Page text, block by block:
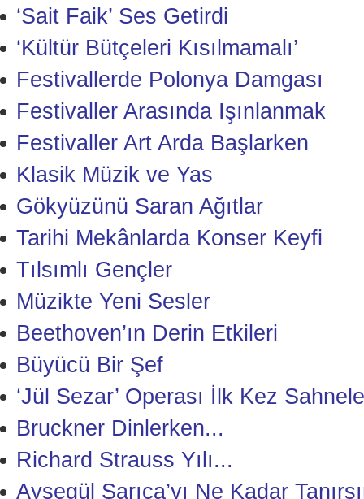
‘Sait Faik’ Ses Getirdi
‘Kültür Bütçeleri Kısılmamalı’
Festivallerde Polonya Damgası
Festivaller Arasında Işınlanmak
Festivaller Art Arda Başlarken
Klasik Müzik ve Yas
Gökyüzünü Saran Ağıtlar
Tarihi Mekânlarda Konser Keyfi
Tılsımlı Gençler
Müzikte Yeni Sesler
Beethoven’ın Derin Etkileri
Büyücü Bir Şef
‘Jül Sezar’ Operası İlk Kez
Bruckner Dinlerken...
Richard Strauss Yılı...
Ayşegül Sarıca’yı Ne Kadar